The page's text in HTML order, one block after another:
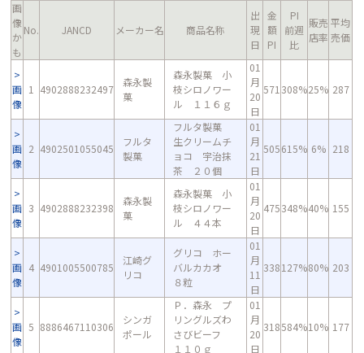
画
像
か
も
No. JANCD メーカー名 商品名称
出
現
日
金
額
PI
PI
前週
比
販売
店率
平均
売価
画
像
1 4902888232497
森永製
菓
森永製菓 小
枝シロノワー
ル １１６ｇ
01
月
20
日
571 308%25% 287
画
像
2 4902501055045
フルタ
製菓
フルタ製菓
生クリームチ
ョコ 宇治抹
茶 ２０個
01
月
21
日
505615% 6% 218
画
像
3 4902888232398
森永製
菓
森永製菓 小
枝シロノワー
ル ４４本
01
月
20
日
475348%40% 155
画
像
4 4901005500785
江崎グ
リコ
グリコ ホー
バルカカオ
８粒
01
月
11
日
338127%80% 203
画
像
5 8886467110306
シンガ
ポール
Ｐ．森永 プ
リングルズわ
さびビーフ
１１０ｇ
01
月
20
日
318584%10% 177